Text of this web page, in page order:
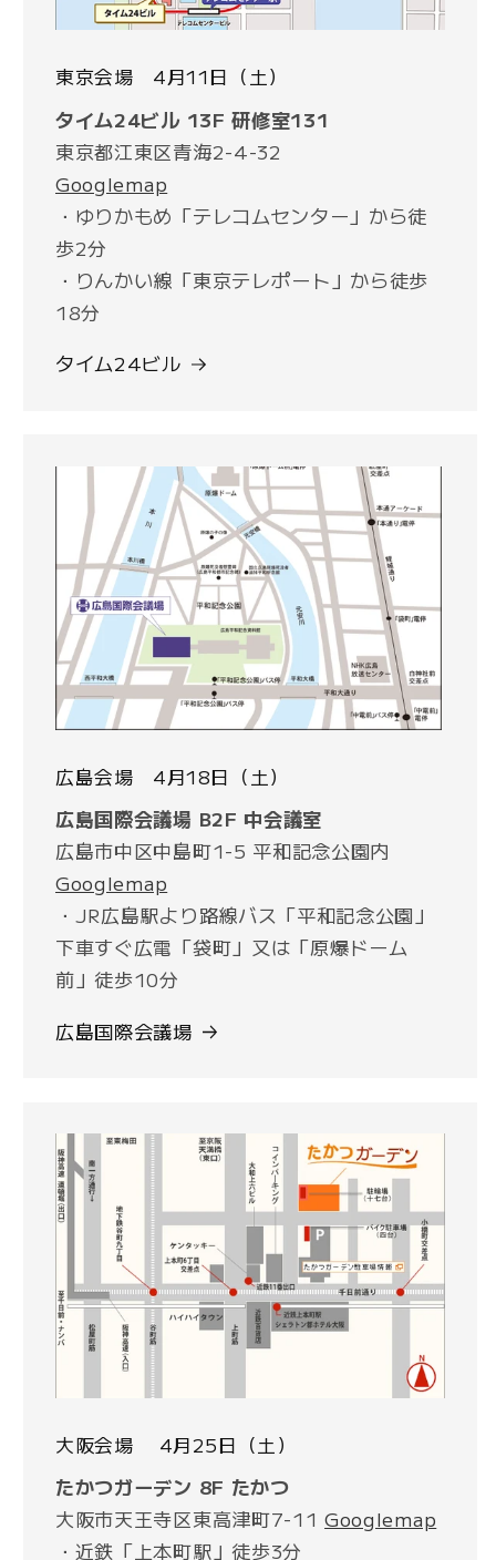
東京会場 4月11日（土）
タイム24ビル 13F 研修室131
東京都江東区青海2-4-32
Googlemap
・ゆりかもめ「テレコムセンター」から徒
歩2分
・りんかい線「東京テレポート」から徒歩
18分
タイム24ビル
広島会場 4月18日（土）
広島国際会議場 B2F 中会議室
広島市中区中島町1-5 平和記念公園内
Googlemap
・JR広島駅より路線バス「平和記念公園」
下車すぐ広電「袋町」又は「原爆ドーム
前」徒歩10分
広島国際会議場
大阪会場 4月25日（土）
たかつガーデン 8F たかつ
大阪市天王寺区東高津町7-11Googlemap
・近鉄「上本町駅」徒歩3分